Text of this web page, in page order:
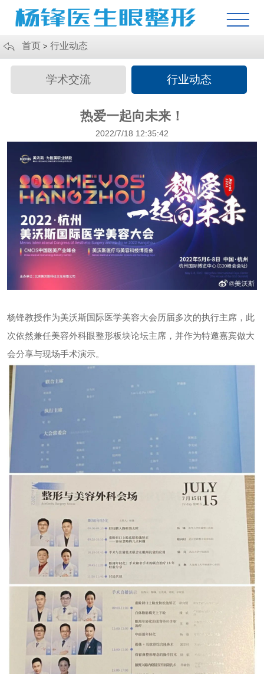
首页 >行业动态
学术交流 行业动态
热爱一起向未来！
2022/7/18 12:35:42
杨锋教授作为美沃斯国际医学美容大会历届多次的执行主席， 此
次依然兼任美容外科眼整形板块论坛主席， 并作为特邀嘉宾做大
会分享与现场手术演示。